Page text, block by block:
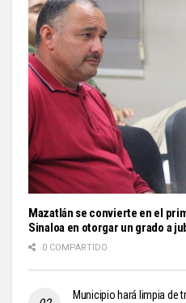
Mazatlán se convierte en el
Sinaloa en otorgar un grado a
0 COMPARTIDO
Municipio hará limpia de